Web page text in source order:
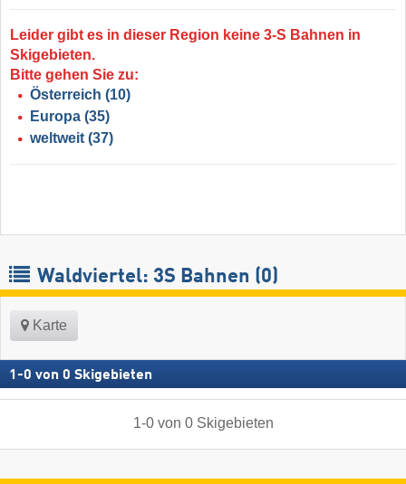
Leider gibt es in dieser Region keine 3-S Bahnen in
Skigebieten.
Bitte gehen Sie zu:
Österreich (10)
Europa (35)
weltweit (37)
Waldviertel: 3S Bahnen (0)
Karte
1 -0 von 0 Skigebieten
1-0von 0 Skigebieten